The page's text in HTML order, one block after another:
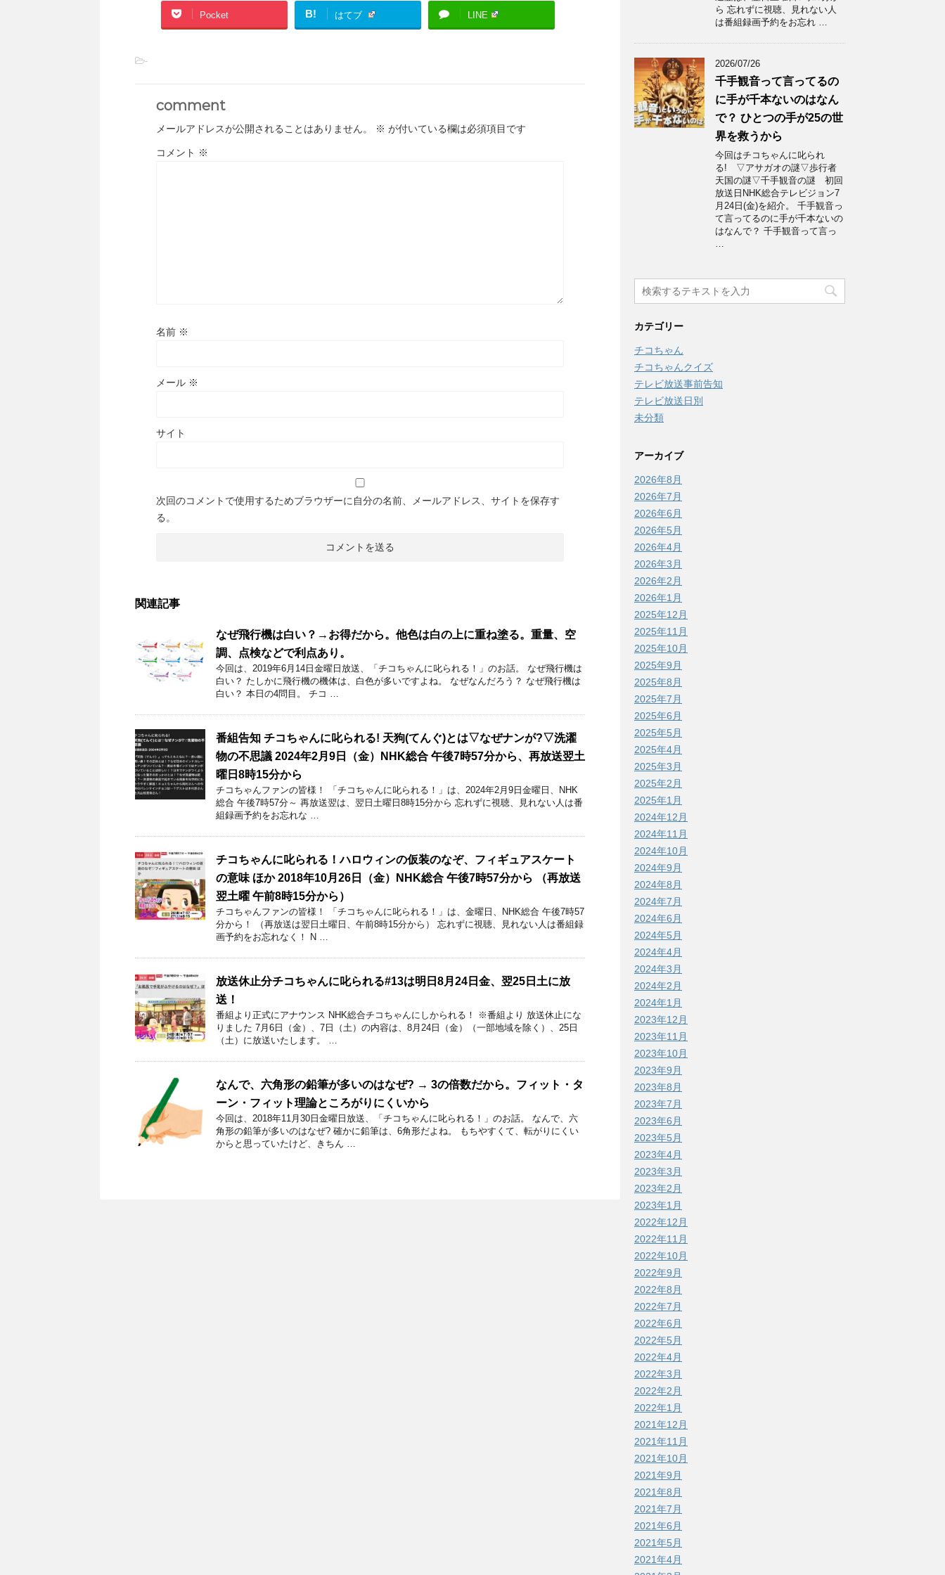
Pocket B! はてブ LINE
-
comment
メールアドレスが公開されることはありません。 ※ が付いている欄は必須項目です
コメント ※
名前 ※
メール ※
サイト
次回のコメントで使用するためブラウザーに自分の名前、メールアドレス、サイトを保存す
る。
関連記事
なぜ飛行機は白い？→お得だから。他色は白の上に重ね塗る。重量、空
調、点検などで利点あり。
今回は、2019年6月14日金曜日放送、「チコちゃんに叱られる！」のお話。 なぜ飛行機は
白い？ たしかに飛行機の機体は、白色が多いですよね。 なぜなんだろう？ なぜ飛行機は
白い？ 本日の4問目。 チコ …
番組告知 チコちゃんに叱られる! 天狗(てんぐ)とは▽なぜナンが?▽洗濯
物の不思議 2024年2月9日（金）NHK総合 午後7時57分から、再放送翌土
曜日8時15分から
チコちゃんファンの皆様！ 「チコちゃんに叱られる！」​は、2024年2月9日金曜日、NHK
総合 午後7時57分～ 再放送翌は、翌日土曜日8時15分から 忘れずに視聴、見れない人は番
組録画予約をお忘れな …
チコちゃんに叱られる！ハロウィンの仮装のなぞ、フィギュアスケート
の意味 ほか 2018年10月26日（金）NHK総合 午後7時57分から （再放送
翌土曜 午前8時15分から）
チコちゃんファンの皆様！ 「チコちゃんに叱られる！」​は、金曜日、NHK総合 午後7時57
分から！ （再放送は翌日土曜日、午前8時15分から） 忘れずに視聴、見れない人は番組録
画予約をお忘れなく！ N …
放送休止分チコちゃんに叱られる#13は明日8月24日金、翌25日土に放
送！
番組より正式にアナウンス NHK総合チコちゃんにしかられる！ ※番組より 放送休止にな
りました 7月6日（金）、7日（土）の内容は、8月24日（金）（一部地域を除く）、25日
（土）に放送いたします。 …
なんで、六角形の鉛筆が多いのはなぜ? → 3の倍数だから。フィット・タ
ーン・フィット理論ところがりにくいから
今回は、2018年11月30日金曜日放送、「チコちゃんに叱られる！」のお話。 なんで、六
角形の鉛筆が多いのはなぜ? 確かに鉛筆は、6角形だよね。 もちやすくて、転がりにくい
からと思っていたけど、きちん …
ら 忘れずに視聴、見れない人
は番組録画予約をお忘れ …
2026/07/26
千手観音って言ってるの
に手が千本ないのはなん
で？ ひとつの手が25の世
界を救うから
今回はチコちゃんに叱られ
る! ▽アサガオの謎▽歩行者
天国の謎▽千手観音の謎 初回
放送日NHK総合テレビジョン7
月24日(金)を紹介。 千手観音っ
て言ってるのに手が千本ないの
はなんで？ 千手観音って言っ
…
カテゴリー
チコちゃん
チコちゃんクイズ
テレビ放送事前告知
テレビ放送日別
未分類
アーカイブ
2026年8月
2026年7月
2026年6月
2026年5月
2026年4月
2026年3月
2026年2月
2026年1月
2025年12月
2025年11月
2025年10月
2025年9月
2025年8月
2025年7月
2025年6月
2025年5月
2025年4月
2025年3月
2025年2月
2025年1月
2024年12月
2024年11月
2024年10月
2024年9月
2024年8月
2024年7月
2024年6月
2024年5月
2024年4月
2024年3月
2024年2月
2024年1月
2023年12月
2023年11月
2023年10月
2023年9月
2023年8月
2023年7月
2023年6月
2023年5月
2023年4月
2023年3月
2023年2月
2023年1月
2022年12月
2022年11月
2022年10月
2022年9月
2022年8月
2022年7月
2022年6月
2022年5月
2022年4月
2022年3月
2022年2月
2022年1月
2021年12月
2021年11月
2021年10月
2021年9月
2021年8月
2021年7月
2021年6月
2021年5月
2021年4月